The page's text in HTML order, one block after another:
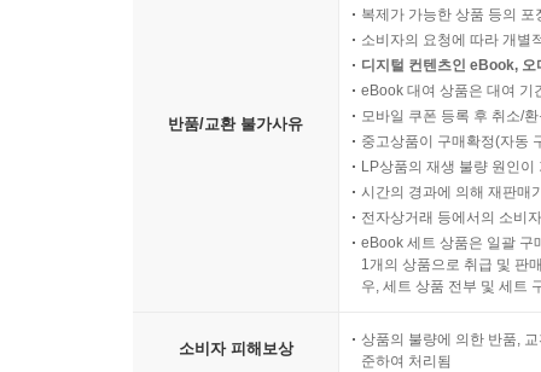
반품/교환 불가사유
복제가 가능한 상품 등의
소비자의 요청에 따라 개별
디지털 컨텐츠인 eBook,
eBook 대여 상품은 대여 기
모바일 쿠폰 등록 후 취소/
중고상품이 구매확정(자동
LP상품의 재생 불량 원인
시간의 경과에 의해 재판매
전자상거래 등에서의 소비
eBook 세트 상품은 일괄 구
1개의 상품으로 취급 및 판
우, 세트 상품 전부 및 세트
소비자 피해보상
상품의 불량에 의한 반품,
준하여 처리됨